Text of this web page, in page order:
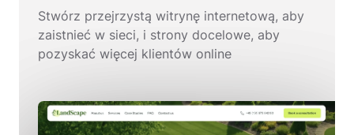
Stwórz przejrzystą witrynę internetową, aby
zaistnieć w sieci, i strony docelowe, aby
pozyskać więcej klientów online